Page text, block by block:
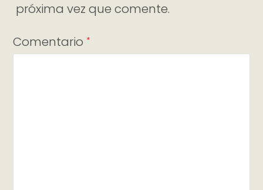
próxima vez que comente.
Comentario *